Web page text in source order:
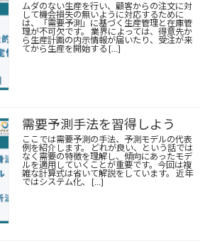
ムダのない生産を行い、顧客からの注文に対
して機会損失の無いように対応するために
は、「需要予測」に基づく生産管理と在庫管
理が不可欠です。 業界によっては、得意先か
ら生産計画の内示情報が届いたり、受注が来
てから生産を開始する […]
需要予測手法を習得しよう
ここでは需要予測の手法、予測モデルの代表
例を紹介します。 どれが良い、という話では
なく需要の特徴を理解し、傾向にあったモデ
ルを適用していくことが重要です。今回は複
雑な計算式は省いて解説をしています。 近年
ではシステム化、 […]